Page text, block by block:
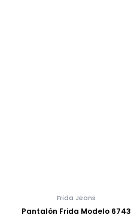
Frida Jeans
Pantalón Frida Modelo 6743